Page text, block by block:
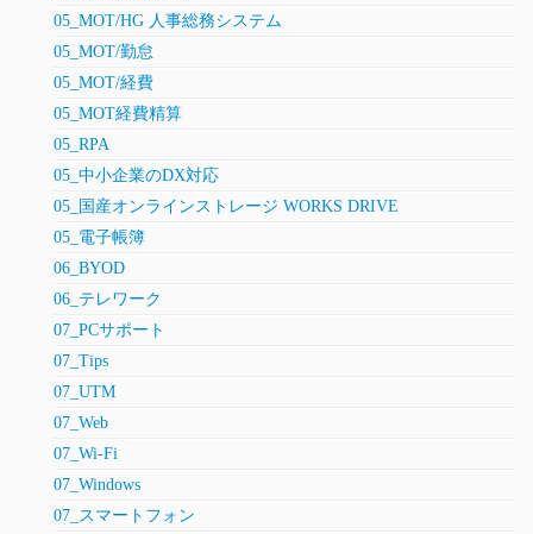
05_MOT/HG 人事総務システム
05_MOT/勤怠
05_MOT/経費
05_MOT経費精算
05_RPA
05_中小企業のDX対応
05_国産オンラインストレージ WORKS DRIVE
05_電子帳簿
06_BYOD
06_テレワーク
07_PCサポート
07_Tips
07_UTM
07_Web
07_Wi-Fi
07_Windows
07_スマートフォン